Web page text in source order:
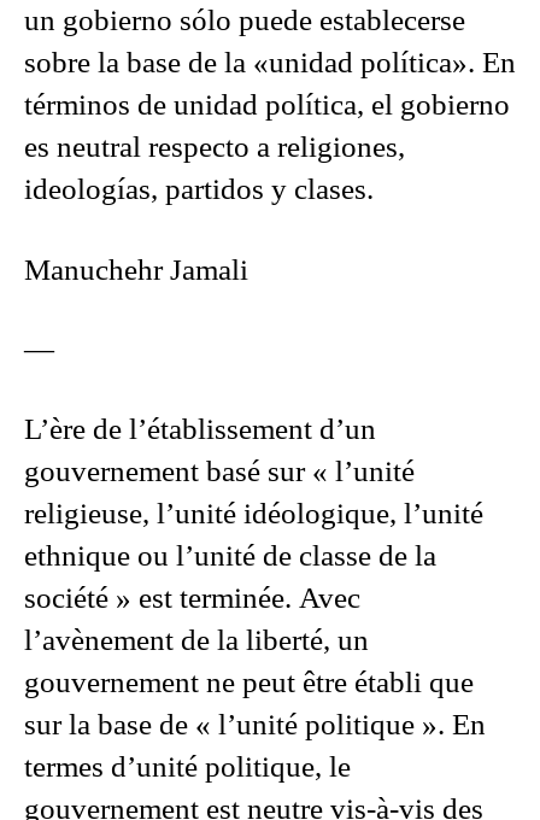
un gobierno sólo puede establecerse
sobre la base de la «unidad política». En
términos de unidad política, el gobierno
es neutral respecto a religiones,
ideologías, partidos y clases.
Manuchehr Jamali
—
L’ère de l’établissement d’un
gouvernement basé sur « l’unité
religieuse, l’unité idéologique, l’unité
ethnique ou l’unité de classe de la
société » est terminée. Avec
l’avènement de la liberté, un
gouvernement ne peut être établi que
sur la base de « l’unité politique ». En
termes d’unité politique, le
gouvernement est neutre vis-à-vis des